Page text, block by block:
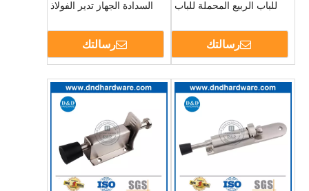
للباب الربيع المحملة للباب
رسالتك
السدادة الجهاز تدير الفولاذ
رسالتك